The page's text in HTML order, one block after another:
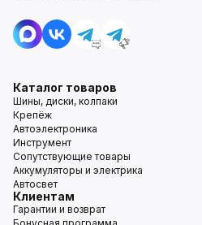
Каталог товаров
Шины, диски, колпаки
Крепёж
Автоэлектроника
Инструмент
Сопутствующие товары
Аккумуляторы и электрика
Автосвет
Клиентам
Гарантии и возврат